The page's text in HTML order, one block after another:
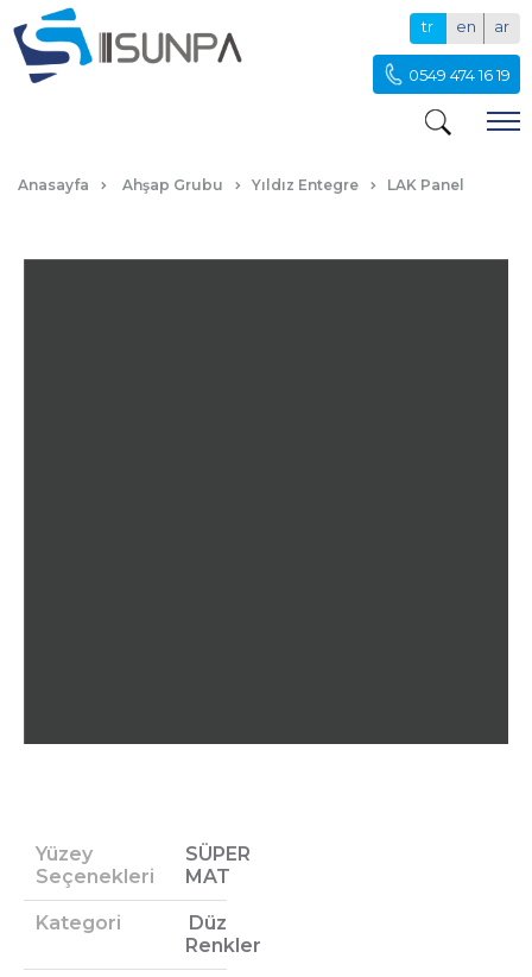
tr en ar
0549 474 16 19
Anasayfa Ahşap Grubu Yıldız Entegre LAK Panel
Yüzey
Seçenekleri
SÜPER
MAT
Kategori
Düz
Renkler